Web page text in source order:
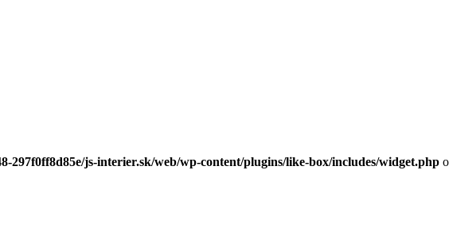
297f0ff8d85e/js-interier.sk/web/wp-content/plugins/like-box/includes/widget.php